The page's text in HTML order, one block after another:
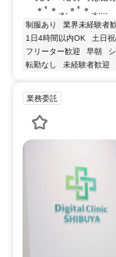
＊ﾟ＊.｡.＊ﾟ＊.｡....
制服あり 業界未経験者
1日4時間以内OK
土日
フリーター歓迎
早朝
転勤なし
未経験者歓迎
業務委託